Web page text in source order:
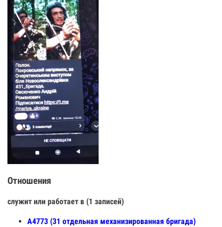
Отношения
служит или работает в (1 записей)
А4773 (31 отдельная механизированная бригада)